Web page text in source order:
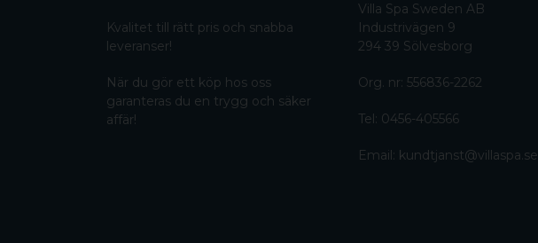
Kvalitet till rätt pris och snabba
leveranser!
När du gör ett köp hos oss
garanteras du en trygg och säker
affär!
Villa Spa Sweden AB
Industrivägen 9
294 39 Sölvesborg
Org. nr: 556836-2262
Tel: 0456-405566
Email: kundtjanst@villaspa.se